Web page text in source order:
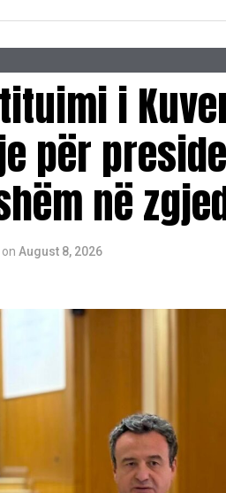
i
për
në
on August 8, 2026